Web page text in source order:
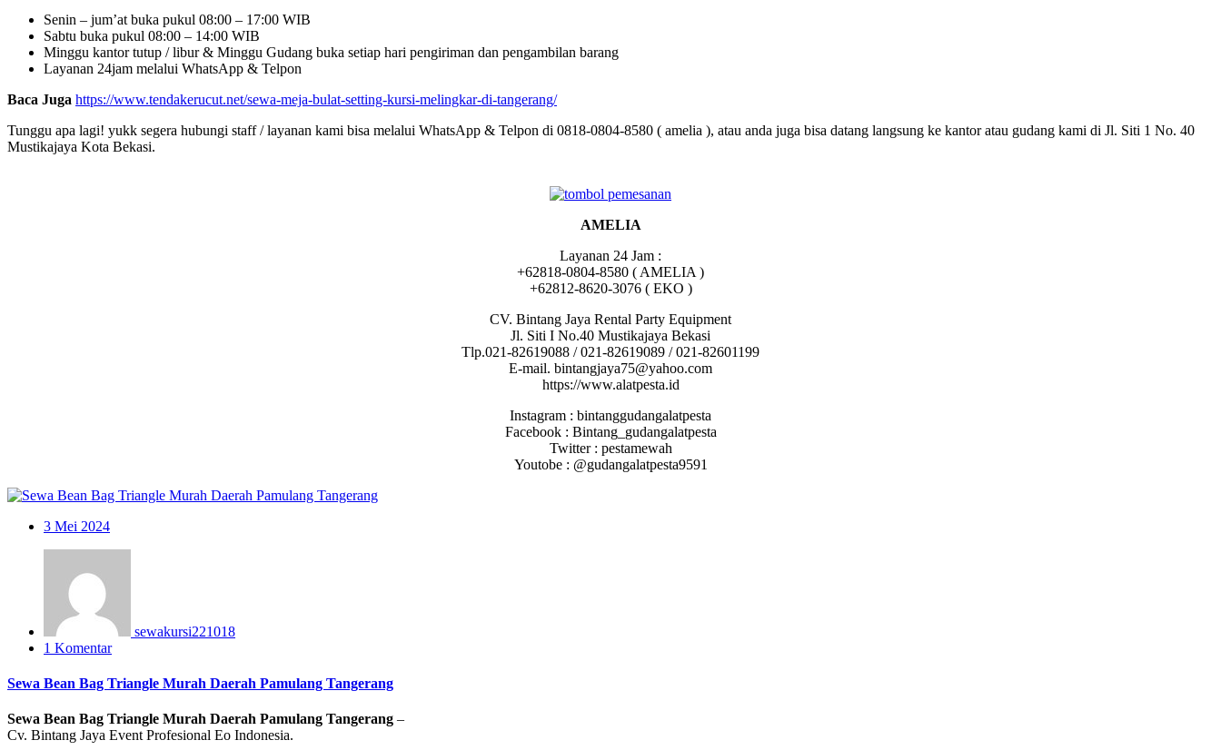
Senin – jum’at buka pukul 08:00 – 17:00 WIB
Sabtu buka pukul 08:00 – 14:00 WIB
Minggu kantor tutup / libur & Minggu Gudang buka setiap hari pengiriman dan pengambilan barang
Layanan 24jam melalui WhatsApp & Telpon
Baca Juga https://www.tendakerucut.net/sewa-meja-bulat-setting-kursi-melingkar-di-tangerang/
Tunggu apa lagi! yukk segera hubungi staff / layanan kami bisa melalui WhatsApp & Telpon di 0818-0804-8580 ( amelia ), atau anda juga bisa datang langsung ke kantor atau gudang kami di Jl. Siti 1 No. 40
Mustikajaya Kota Bekasi.
AMELIA
Layanan 24 Jam :
+62818-0804-8580 ( AMELIA )
+62812-8620-3076 ( EKO )
CV. Bintang Jaya Rental Party Equipment
Jl. Siti I No.40 Mustikajaya Bekasi
Tlp.021-82619088 / 021-82619089 / 021-82601199
E-mail. bintangjaya75@yahoo.com
https://www.alatpesta.id
Instagram : bintanggudangalatpesta
Facebook : Bintang_gudangalatpesta
Twitter : pestamewah
Youtobe : @gudangalatpesta9591
3 Mei 2024
sewakursi221018
1 Komentar
Sewa Bean Bag Triangle Murah Daerah Pamulang Tangerang
Sewa Bean Bag Triangle Murah Daerah Pamulang Tangerang –
Cv. Bintang Jaya Event Profesional Eo Indonesia.